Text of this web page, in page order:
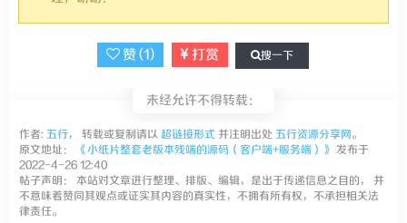
赞 (1 ) 打赏 搜一下
未经允许不得转载：
作者: 五行， 转载或复制请以 超链接形式 并注明出处 五行资源分享网。
原文地址：
《小纸片整套老版本残端的源码（客户端+服务端）》 发布于
2022-4-26 12:40
帖子声明： 本站对文章进行整理、排版、编辑，是出于传递信息之目的， 并
不意味着赞同其观点或证实其内容的真实性，不拥有所有权，不承担相关法
律责任。